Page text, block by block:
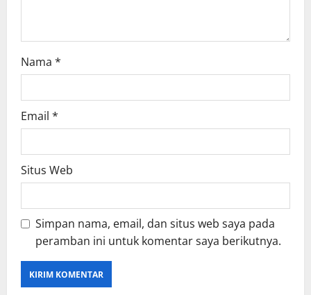
Nama *
Email *
Situs Web
Simpan nama, email, dan situs web saya pada
peramban ini untuk komentar saya berikutnya.